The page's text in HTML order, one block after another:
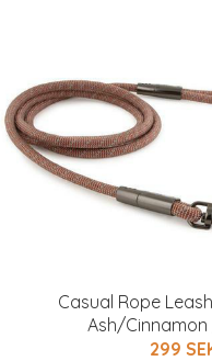
Casual Rope
Ash/Cinnamon
299